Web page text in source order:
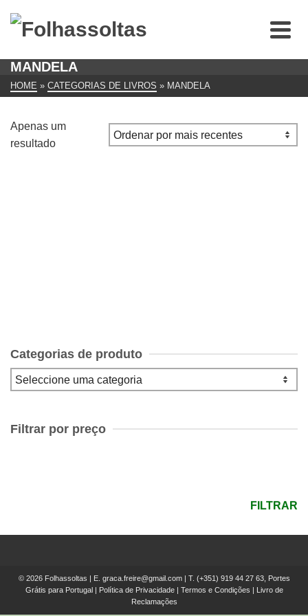
MANDELA
HOME » CATEGORIAS DE LIVROS » MANDELA
Apenas um
resultado
Categorias de produto
Filtrar por preço
FILTRAR
© 2026 Folhassoltas | E. graca.freire@gmail.com| T. (+351) 919 44 27 63, Portes
Grátis para Portugal | Política de Privacidade| Termos e Condições | Livro de
Reclamações